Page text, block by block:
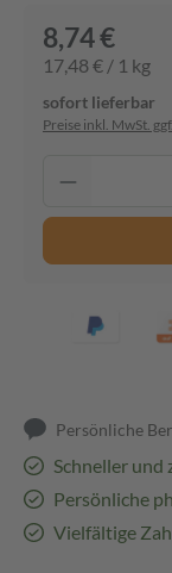
8,74 €
17,48 € / 1 kg
sofort lieferbar
Preise inkl. MwSt.
Persönliche
Schneller und
Persönliche
Vielfältige